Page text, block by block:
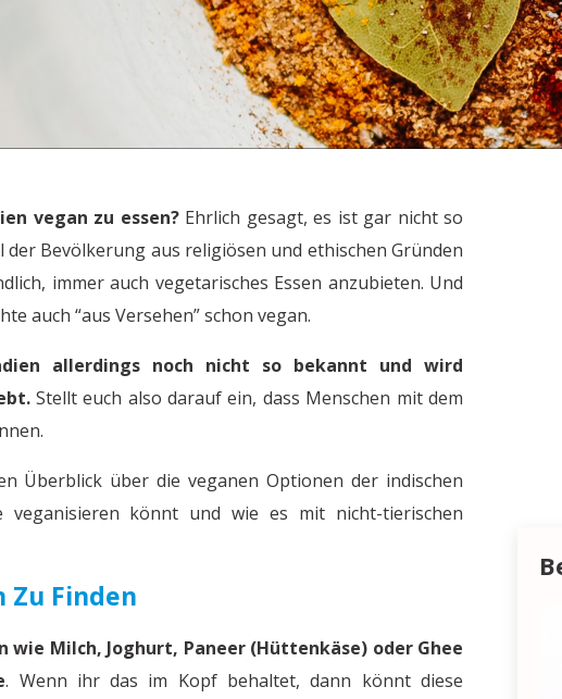
vegan zu essen?Ehrlich gesagt, es ist gar nicht so
Bevölkerung aus religiösen und ethischen Gründen
immer auch vegetarisches Essen anzubieten. Und
auch “aus Versehen” schon vegan.
allerdings noch nicht so bekannt und wird
Stellt euch also darauf ein, dass Menschen mit dem
Überblick über die veganen Optionen der indischen
veganisieren könnt und wie es mit nicht-tierischen
Zu Finden
wie Milch, Joghurt, Paneer (Hüttenkäse) oder Ghee
. Wenn ihr das im Kopf behaltet, dann könnt diese